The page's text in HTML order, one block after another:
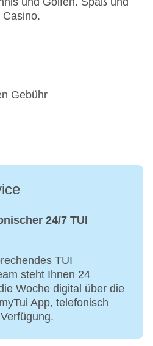
Gebühr
24/7 TUI
TUI
steht Ihnen 24
Woche digital über die
App, telefonisch